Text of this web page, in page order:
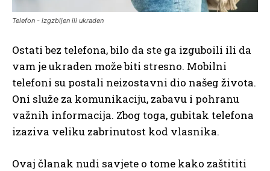
Telefon - izgzbljen ili ukraden
Ostati bez telefona, bilo da ste ga izguboili ili da
vam je ukraden može biti stresno. Mobilni
telefoni su postali neizostavni dio našeg života.
Oni služe za komunikaciju, zabavu i pohranu
važnih informacija. Zbog toga, gubitak telefona
izaziva veliku zabrinutost kod vlasnika.
Ovaj članak nudi savjete o tome kako zaštititi